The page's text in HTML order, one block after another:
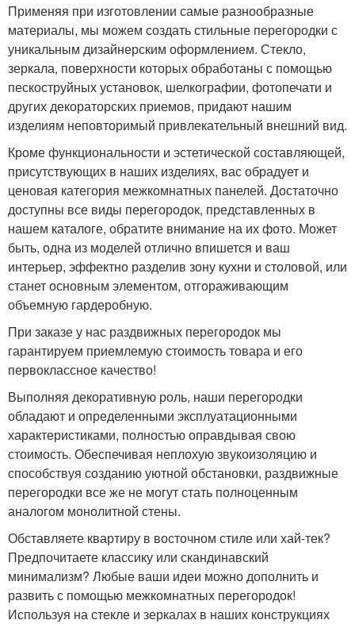
Применяя при изготовлении самые разнообразные
материалы, мы можем создать стильные перегородки с
уникальным дизайнерским оформлением. Стекло,
зеркала, поверхности которых обработаны с помощью
пескоструйных установок, шелкографии, фотопечати и
других декораторских приемов, придают нашим
изделиям неповторимый привлекательный внешний вид.
Кроме функциональности и эстетической составляющей,
присутствующих в наших изделиях, вас обрадует и
ценовая категория межкомнатных панелей. Достаточно
доступны все виды перегородок, представленных в
нашем каталоге, обратите внимание на их фото. Может
быть, одна из моделей отлично впишется и ваш
интерьер, эффектно разделив зону кухни и столовой, или
станет основным элементом, отгораживающим
объемную гардеробную.
При заказе у нас раздвижных перегородок мы
гарантируем приемлемую стоимость товара и его
первоклассное качество!
Выполняя декоративную роль, наши перегородки
обладают и определенными эксплуатационными
характеристиками, полностью оправдывая свою
стоимость. Обеспечивая неплохую звукоизоляцию и
способствуя созданию уютной обстановки, раздвижные
перегородки все же не могут стать полноценным
аналогом монолитной стены.
Обставляете квартиру в восточном стиле или хай-тек?
Предпочитаете классику или скандинавский
минимализм? Любые ваши идеи можно дополнить и
развить с помощью межкомнатных перегородок!
Используя на стекле и зеркалах в наших конструкциях